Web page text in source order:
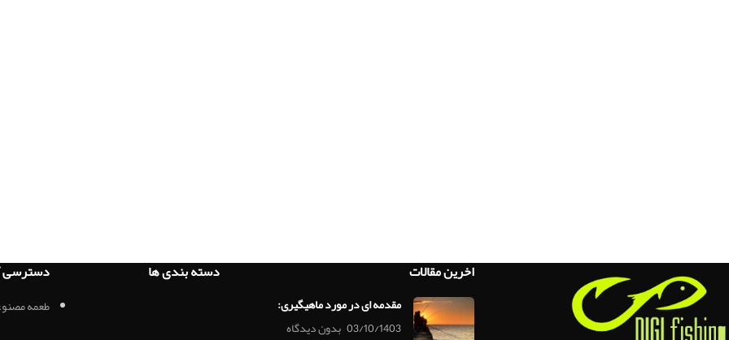
اخرین مقالات
مقدمه ای در مورد ماهیگیری:
03/10/1403 بدون دیدگاه
دسته بندی ها دسترسی
طعمه